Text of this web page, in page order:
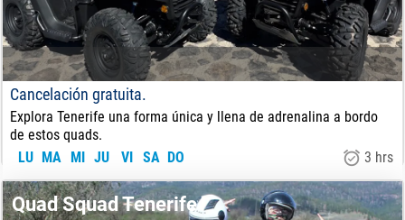
Cancelación gratuita.
Explora Tenerife una forma única y llena de adrenalina a bordo
de estos quads.
LU MA MI JU VI SA DO 3 hrs
DE:140€
Quad Squad Tenerife